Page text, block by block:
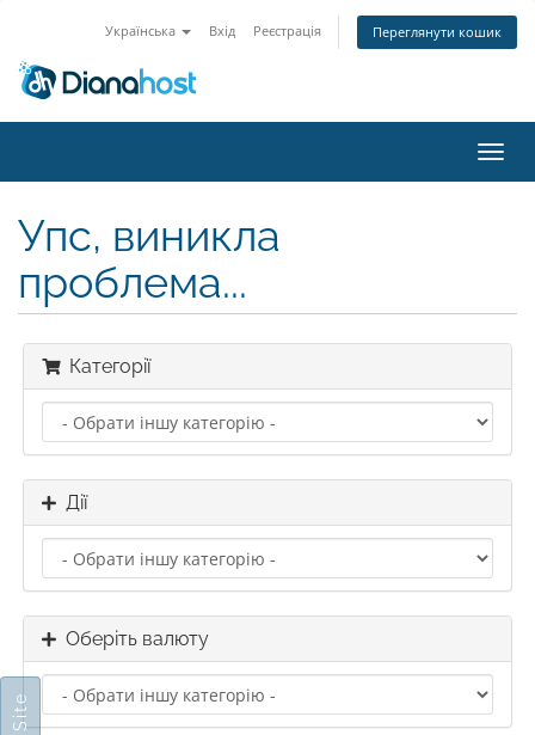
Українська Вхід Реєстрація Переглянути кошик
Упс, виникла
проблема...
Категорії
Дії
Оберіть валюту